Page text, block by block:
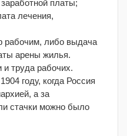
платы;
лечения,
рабочим, либо выдача
арены жилья.
труда рабочих.
году, когда Россия
а за
стачки можно было